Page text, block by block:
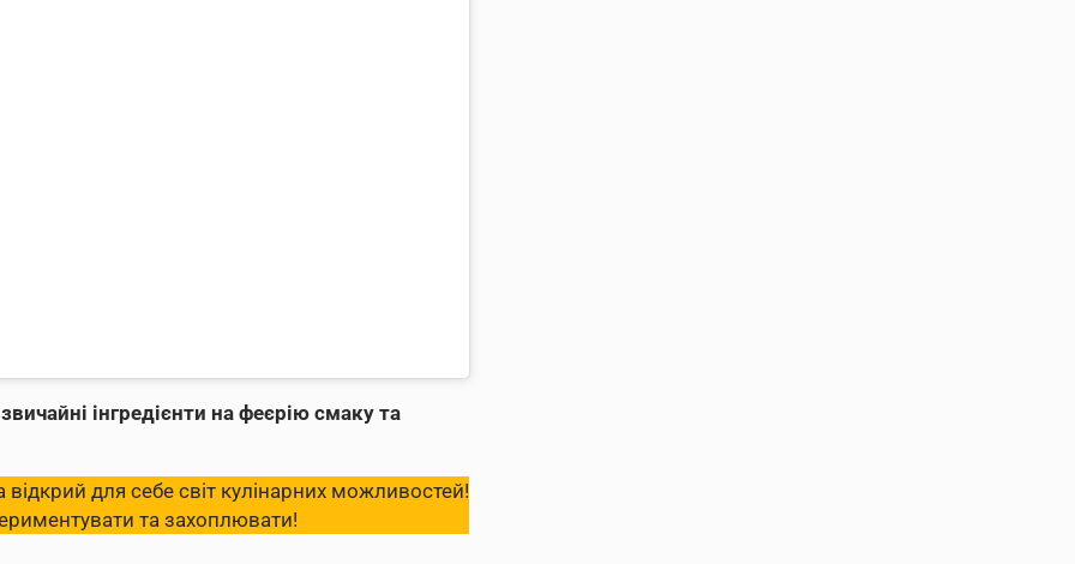
інгредієнти на феєрію смаку та
для себе світ кулінарних можливостей!
та захоплювати!